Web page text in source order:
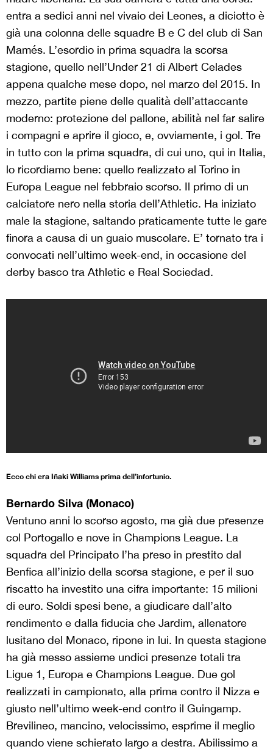
entra a sedici anni nel vivaio dei Leones, a diciotto è
già una colonna delle squadre B e C del club di San
Mamés. L’esordio in prima squadra la scorsa
stagione, quello nell’Under 21 di Albert Celades
appena qualche mese dopo, nel marzo del 2015. In
mezzo, partite piene delle qualità dell’attaccante
moderno: protezione del pallone, abilità nel far salire
i compagni e aprire il gioco, e, ovviamente, i gol. Tre
in tutto con la prima squadra, di cui uno, qui in Italia,
lo ricordiamo bene: quello realizzato al Torino in
Europa League nel febbraio scorso. Il primo di un
calciatore nero nella storia dell’Athletic. Ha iniziato
male la stagione, saltando praticamente tutte le gare
finora a causa di un guaio muscolare. E’ tornato tra i
convocati nell’ultimo week-end, in occasione del
derby basco tra Athletic e Real Sociedad.
Ecco chi era Iñaki Williams prima dell’infortunio.
Bernardo Silva (Monaco)
Ventuno anni lo scorso agosto, ma già due presenze
col Portogallo e nove in Champions League. La
squadra del Principato l’ha preso in prestito dal
Benfica all’inizio della scorsa stagione, e per il suo
riscatto ha investito una cifra importante: 15 milioni
di euro. Soldi spesi bene, a giudicare dall’alto
rendimento e dalla fiducia che Jardim, allenatore
lusitano del Monaco, ripone in lui. In questa stagione
ha già messo assieme undici presenze totali tra
Ligue 1, Europa e Champions League. Due gol
realizzati in campionato, alla prima contro il Nizza e
giusto nell’ultimo week-end contro il Guingamp.
Brevilineo, mancino, velocissimo, esprime il meglio
quando viene schierato largo a destra. Abilissimo a